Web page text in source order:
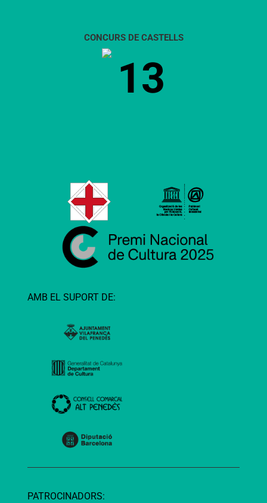
CONCURS DE CASTELLS
13
AMB EL SUPORT DE:
PATROCINADORS: